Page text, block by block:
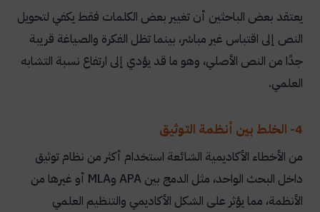
يعتقد بعض الباحثين أن تغيير بعض الكلمات فقط يكفي لتحويل
النص إلى اقتباس غير مباشر، بينما تظل الفكرة والصياغة قريبة
جدًا من النص الأصلي، وهو ما قد يؤدي إلى ارتفاع نسبة التشابه
العلمي.
4- الخلط بين أنظمة التوثيق
من الأخطاء الأكاديمية الشائعة استخدام أكثر من نظام توثيق
داخل البحث الواحد، مثل الدمج بين APA وMLA أو غيرها من
الأنظمة، مما يؤثر على الشكل الأكاديمي والتنظيم العلمي